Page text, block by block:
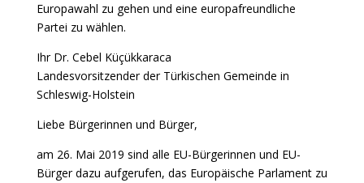
Europawahl zu gehen und eine europafreundliche
Partei zu wählen.
Ihr Dr. Cebel Küçükkaraca
Landesvorsitzender der Türkischen Gemeinde in
Schleswig-Holstein
Liebe Bürgerinnen und Bürger,
am 26. Mai 2019 sind alle EU-Bürgerinnen und EU-
Bürger dazu aufgerufen, das Europäische Parlament zu